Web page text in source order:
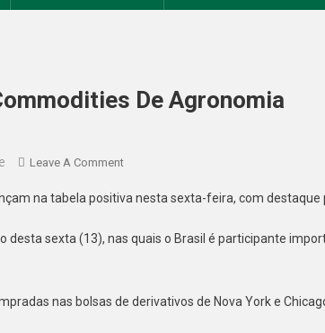
De Agronomia
Leave A CommentOn
Danças
Commodities
na tabela positiva nesta sexta-feira, com destaque
desta sexta (13), nas quais o Brasil é participante
nas bolsas de derivativos de Nova York e